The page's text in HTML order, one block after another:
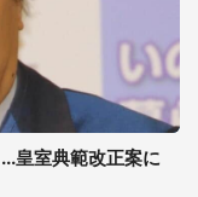
皇室典範改正案に